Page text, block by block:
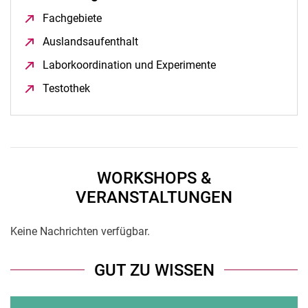
Fachgebiete
Auslandsaufenthalt
Laborkoordination und Experimente
Testothek
WORKSHOPS &
VERANSTALTUNGEN
Keine Nachrichten verfügbar.
GUT ZU WISSEN